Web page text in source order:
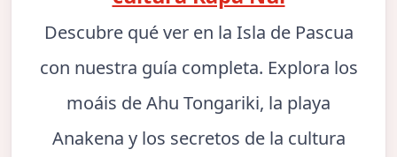
Descubre qué ver en la Isla de Pascua
con nuestra guía completa. Explora los
moáis de Ahu Tongariki, la playa
Anakena y los secretos de la cultura